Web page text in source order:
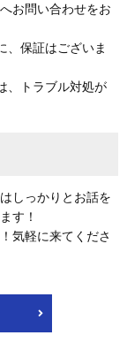
お問い合わせをお
、保証はございま
、トラブル対処が
しっかりとお話を
す！
気軽に来てくださ